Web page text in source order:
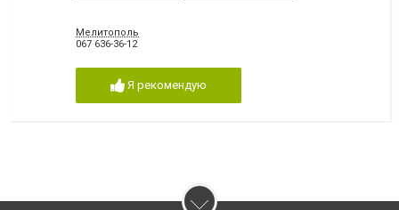
Мелитополь
067 636-36-12
Я рекомендую